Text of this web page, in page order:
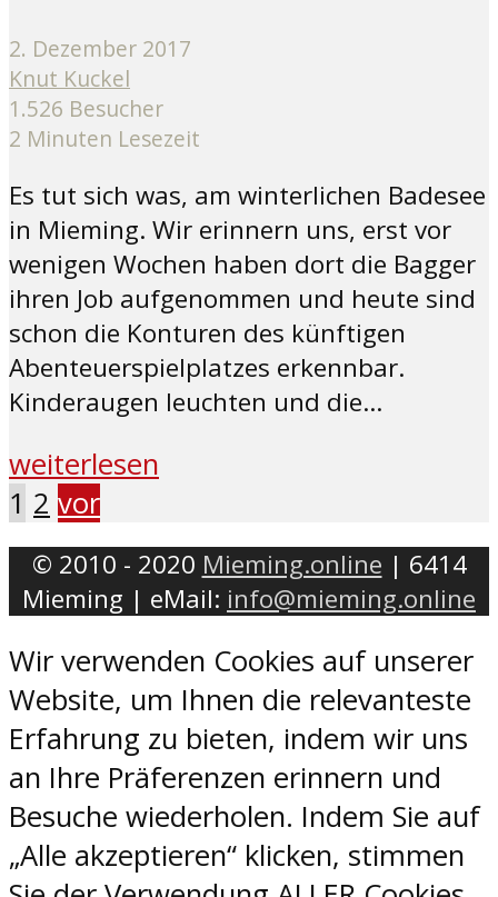
2. Dezember 2017
Knut Kuckel
1.526 Besucher
2 Minuten Lesezeit
Es tut sich was, am winterlichen Badesee
in Mieming. Wir erinnern uns, erst vor
wenigen Wochen haben dort die Bagger
ihren Job aufgenommen und heute sind
schon die Konturen des künftigen
Abenteuerspielplatzes erkennbar.
Kinderaugen leuchten und die...
weiterlesen
1 2 vor
© 2010 - 2020 Mieming.online | 6414
Mieming | eMail: info@mieming.online
Wir verwenden Cookies auf unserer
Website, um Ihnen die relevanteste
Erfahrung zu bieten, indem wir uns
an Ihre Präferenzen erinnern und
Besuche wiederholen. Indem Sie auf
„Alle akzeptieren“ klicken, stimmen